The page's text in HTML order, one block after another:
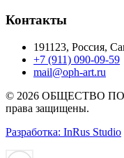
Контакты
191123, Россия,
+7 (911) 090-09-59
mail@oph-art.ru
© 2026 ОБЩЕСТВО
права защищены.
Разработка: InRus Studio